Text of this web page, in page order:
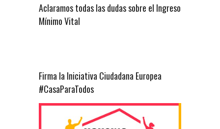
Aclaramos todas las dudas sobre el Ingreso
Mínimo Vital
Firma la Iniciativa Ciudadana Europea
#CasaParaTodos